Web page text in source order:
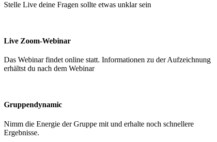
Stelle Live deine Fragen sollte etwas unklar sein
Live Zoom-Webinar
Das Webinar findet online statt. Informationen zu der Aufzeichnung
erhältst du nach dem Webinar
Gruppendynamic
Nimm die Energie der Gruppe mit und erhalte noch schnellere
Ergebnisse.